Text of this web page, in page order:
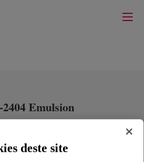
Emulsion
deste site